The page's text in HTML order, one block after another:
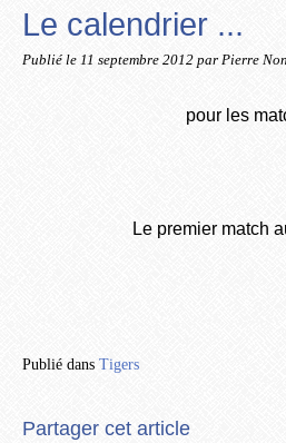
Le calendrier ...
Publié le 11 septembre 2012 par Pierre
pour les
Le premier match
Publié dans Tigers
Partager cet article